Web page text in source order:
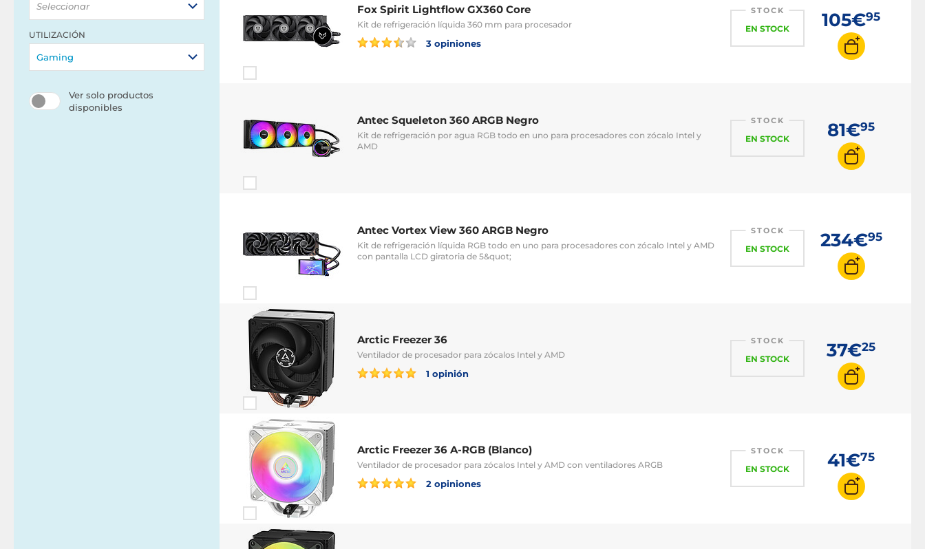
Seleccionar
UTILIZACIÓN
Gaming
Ver solo productos
disponibles
Fox Spirit Lightflow GX360 Core
Kit de refrigeración líquida 360 mm para procesador
3 opiniones
STOCK
EN STOCK 105€95
Antec Squeleton 360 ARGB Negro
Kit de refrigeración por agua RGB todo en uno para procesadores con zócalo Intel y
AMD
STOCK
EN STOCK 81€95
Antec Vortex View 360 ARGB Negro
Kit de refrigeración líquida RGB todo en uno para procesadores con zócalo Intel y AMD
con pantalla LCD giratoria de 5&quot;
STOCK
EN STOCK 234€95
Arctic Freezer 36
Ventilador de procesador para zócalos Intel y AMD
1 opinión
STOCK
EN STOCK 37€25
Arctic Freezer 36 A-RGB (Blanco)
Ventilador de procesador para zócalos Intel y AMD con ventiladores ARGB
2 opiniones
STOCK
EN STOCK 41€75